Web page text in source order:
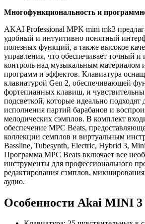
Многофункциональность и
AKAI Professional MPK mini mk3
удобный и интуитивно понятный
полезных функций, а также высокое
управления, что обеспечивает точный
контроль над музыкальным материалом
программ и эффектов. Клавиатура
клавиатурой Gen 2, обеспечивающей
фортепианных клавиш, и
подсветкой, которые идеально подходят
исполнения партий барабанов и
мелодических сэмплов. В комплект
обеспечение MPC Beats,
коллекции семплов и виртуальным
Bassline, Tubesynth, Electric, Hybrid 3,
Программа MPC Beats включает все
инструменты для профессионального
редактирования сэмплов, микширования
аудио.
Особенности Akai MINI